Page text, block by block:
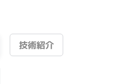
技術紹介